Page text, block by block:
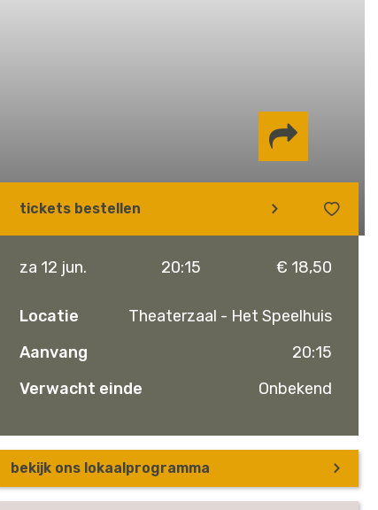
Delen via
tickets bestellen
za 12 jun. 20:15 € 18,50
Locatie
Theaterzaal - Het Speelhuis
Aanvang
20:15
Verwacht einde
Onbekend
bekijk ons lokaalprogramma